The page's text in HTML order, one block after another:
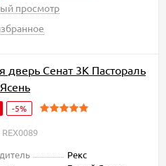
просмотр
дверь Сенат 3К Пастораль
-5%
Рекс